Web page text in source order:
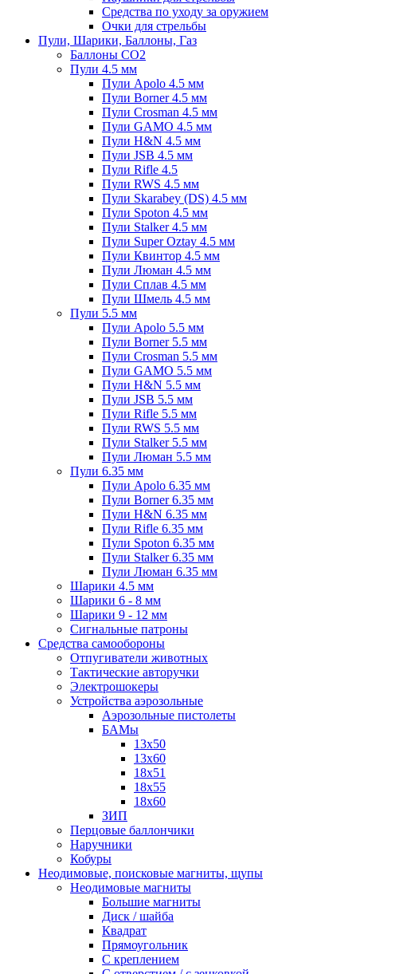
Средства по уходу за оружием
Очки для стрельбы
Пули, Шарики, Баллоны, Газ
Баллоны CO2
Пули 4.5 мм
Пули Apolo 4.5 мм
Пули Borner 4.5 мм
Пули Crosman 4.5 мм
Пули GAMO 4.5 мм
Пули H&N 4.5 мм
Пули JSB 4.5 мм
Пули Rifle 4.5
Пули RWS 4.5 мм
Пули Skarabey (DS) 4.5 мм
Пули Spoton 4.5 мм
Пули Stalker 4.5 мм
Пули Super Oztay 4.5 мм
Пули Квинтор 4.5 мм
Пули Люман 4.5 мм
Пули Сплав 4.5 мм
Пули Шмель 4.5 мм
Пули 5.5 мм
Пули Apolo 5.5 мм
Пули Borner 5.5 мм
Пули Crosman 5.5 мм
Пули GAMO 5.5 мм
Пули H&N 5.5 мм
Пули JSB 5.5 мм
Пули Rifle 5.5 мм
Пули RWS 5.5 мм
Пули Stalker 5.5 мм
Пули Люман 5.5 мм
Пули 6.35 мм
Пули Apolo 6.35 мм
Пули Borner 6.35 мм
Пули H&N 6.35 мм
Пули Rifle 6.35 мм
Пули Spoton 6.35 мм
Пули Stalker 6.35 мм
Пули Люман 6.35 мм
Шарики 4.5 мм
Шарики 6 - 8 мм
Шарики 9 - 12 мм
Сигнальные патроны
Средства самообороны
Отпугиватели животных
Тактические авторучки
Электрошокеры
Устройства аэрозольные
Аэрозольные пистолеты
БАМы
13х50
13х60
18х51
18х55
18х60
ЗИП
Перцовые баллончики
Наручники
Кобуры
Неодимовые, поисковые магниты, щупы
Неодимовые магниты
Большие магниты
Диск / шайба
Квадрат
Прямоугольник
С креплением